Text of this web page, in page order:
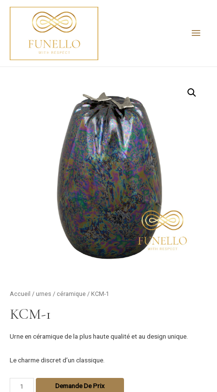
Accueil / urnes / céramique / KCM-1
KCM-1
Urne en céramique de la plus haute qualité et au design unique.
Le charme discret d’un classique.
Demande De Prix